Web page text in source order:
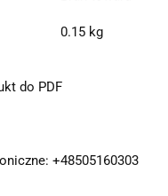
0.15 kg
do PDF
+48505160303